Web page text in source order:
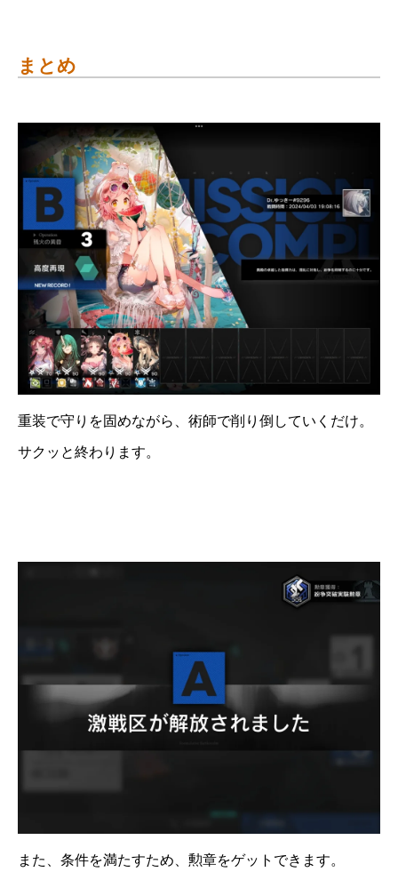
まとめ
重装で守りを固めながら、術師で削り倒していくだけ。
サクッと終わります。
また、条件を満たすため、勲章をゲットできます。